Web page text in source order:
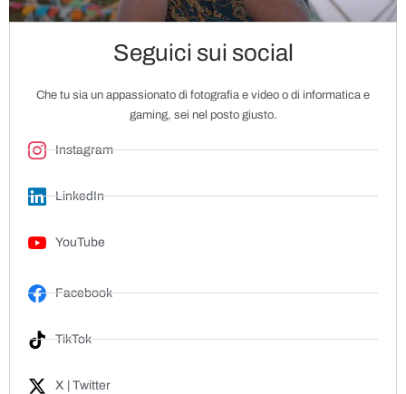
Seguici sui social
Che tu sia un appassionato di fotografia e video o di informatica e
gaming, sei nel posto giusto.
Instagram
LinkedIn
YouTube
Facebook
TikTok
X | Twitter